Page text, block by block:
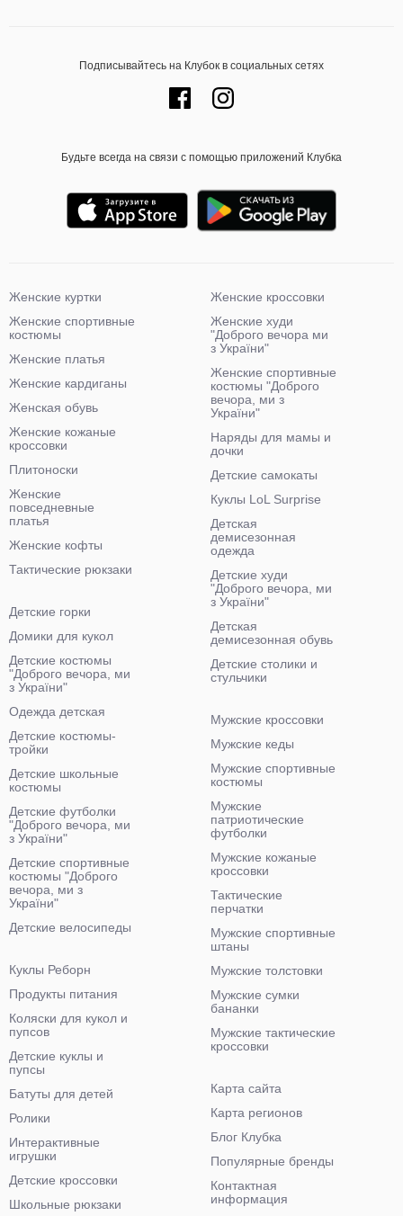
Подписывайтесь на Клубок в социальных сетях
Будьте всегда на связи с помощью приложений Клубка
Женские куртки
Женские спортивные
костюмы
Женские платья
Женские кардиганы
Женская обувь
Женские кожаные
кроссовки
Плитоноски
Женские
повседневные
платья
Женские кофты
Тактические рюкзаки
Женские кроссовки
Женские худи
"Доброго вечора ми
з України"
Женские спортивные
костюмы "Доброго
вечора, ми з
України"
Наряды для мамы и
дочки
Детские самокаты
Куклы LoL Surprise
Детская
демисезонная
одежда
Детские худи
"Доброго вечора, ми
з України"
Детская
демисезонная обувь
Детские столики и
стульчики
Детские горки
Домики для кукол
Детские костюмы
"Доброго вечора, ми
з України"
Одежда детская
Детские костюмы-
тройки
Детские школьные
костюмы
Детские футболки
"Доброго вечора, ми
з України"
Детские спортивные
костюмы "Доброго
вечора, ми з
України"
Детские велосипеды
Мужские кроссовки
Мужские кеды
Мужские спортивные
костюмы
Мужские
патриотические
футболки
Мужские кожаные
кроссовки
Тактические
перчатки
Мужские спортивные
штаны
Мужские толстовки
Мужские сумки
бананки
Мужские тактические
кроссовки
Куклы Реборн
Продукты питания
Коляски для кукол и
пупсов
Детские куклы и
пупсы
Батуты для детей
Ролики
Интерактивные
игрушки
Детские кроссовки
Школьные рюкзаки
Карта сайта
Карта регионов
Блог Клубка
Популярные бренды
Контактная
информация